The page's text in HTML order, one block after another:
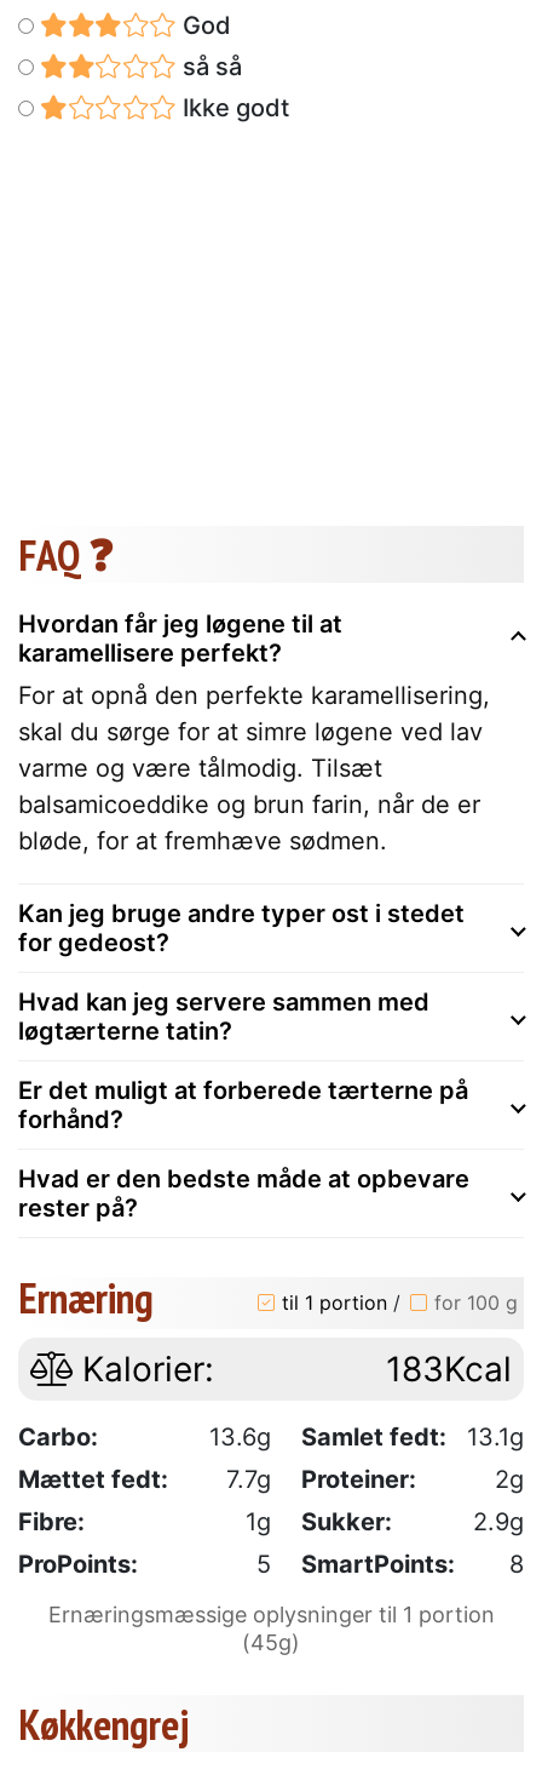
God
så så
Ikke godt
FAQ ❓
Hvordan får jeg løgene til at
karamellisere perfekt?
For at opnå den perfekte karamellisering,
skal du sørge for at simre løgene ved lav
varme og være tålmodig. Tilsæt
balsamicoeddike og brun farin, når de er
bløde, for at fremhæve sødmen.
Kan jeg bruge andre typer ost i stedet
for gedeost?
Hvad kan jeg servere sammen med
løgtærterne tatin?
Er det muligt at forberede tærterne på
forhånd?
Hvad er den bedste måde at opbevare
rester på?
Ernæring til 1 portion / for 100 g
Kalorier: 183Kcal
Carbo: 13.6g Samlet fedt:
13.1g
Mættet fedt:
7.7g Proteiner:
2g
Fibre:
1g Sukker:
2.9g
ProPoints:
5 SmartPoints: 8
Ernæringsmæssige oplysninger til 1 portion
(45g)
Køkkengrej